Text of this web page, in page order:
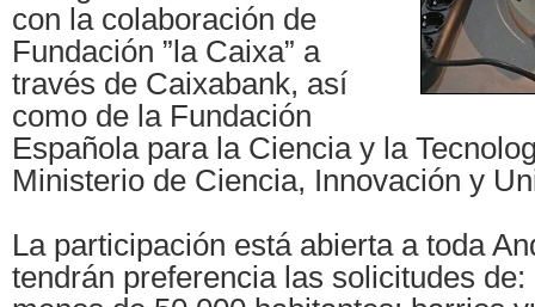
con la colaboración de
Fundación ”la Caixa” a
través de Caixabank, así
como de la Fundación
Española para la Ciencia y la
Ministerio de Ciencia, Innovación y
La participación está abierta a toda
tendrán preferencia las solicitudes